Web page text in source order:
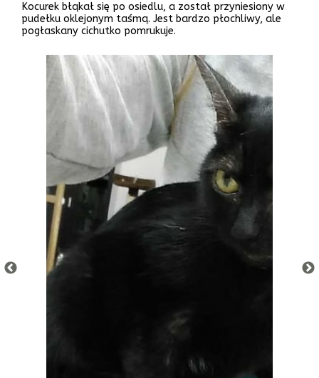
Kocurek błąkał się po osiedlu, a został przyniesiony w
pudełku oklejonym taśmą. Jest bardzo płochliwy, ale
pogłaskany cichutko pomrukuje.